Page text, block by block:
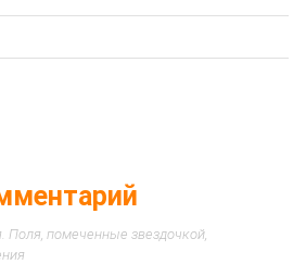
Поля, помеченные звездочкой,